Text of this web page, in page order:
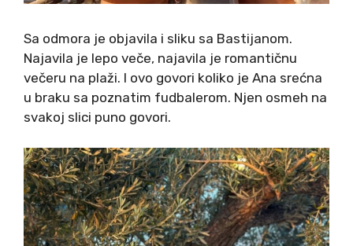
Sa odmora je objavila i sliku sa Bastijanom.
Najavila je lepo veče, najavila je romantičnu
večeru na plaži. I ovo govori koliko je Ana srećna
u braku sa poznatim fudbalerom. Njen osmeh na
svakoj slici puno govori.